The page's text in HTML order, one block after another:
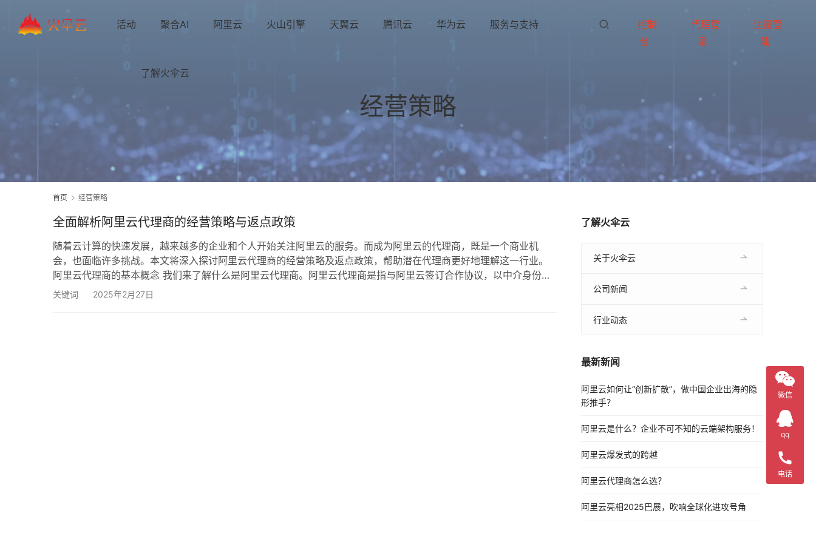
活动 聚合AI 阿里云 火山引擎 天翼云 腾讯云 华为云 服务与支持
了解火伞云
控制
台
代理登
录
注册登
陆
经营策略
首页 经营策略
全面解析阿里云代理商的经营策略与返点政策
随着云计算的快速发展，越来越多的企业和个人开始关注阿里云的服务。而成为阿里云的代理商，既是一个商业机
会，也面临许多挑战。本文将深入探讨阿里云代理商的经营策略及返点政策，帮助潜在代理商更好地理解这一行业。
阿里云代理商的基本概念 我们来了解什么是阿里云代理商。阿里云代理商是指与阿里云签订合作协议，以中介身份向
客户推广和销售阿里云产品和服务的个人或公司。代理商通常借助阿里云的品牌和技术优势，为客户提供增值服务。
关键词 2025年2月27日
了解火伞云
关于火伞云
公司新闻
行业动态
最新新闻
阿里云如何让“创新扩散”，做中国企业出海的隐
形推手？
阿里云是什么？企业不可不知的云端架构服务！
阿里云爆发式的跨越
阿里云代理商怎么选？
阿里云亮相2025巴展，吹响全球化进攻号角
微信
qq
电话